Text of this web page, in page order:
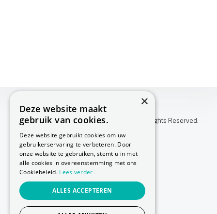
Copyright © 2026 Huis Voor Gezondheid. All Rights Reserved.
Klachtenprocedure
Annuleringsvoorwaarden
-
-
Privacy Policy
×
Deze website maakt
gebruik van cookies.
Deze website gebruikt cookies om uw
gebruikerservaring te verbeteren. Door
onze website te gebruiken, stemt u in met
alle cookies in overeenstemming met ons
Cookiebeleid. Lees verder
ALLES ACCEPTEREN